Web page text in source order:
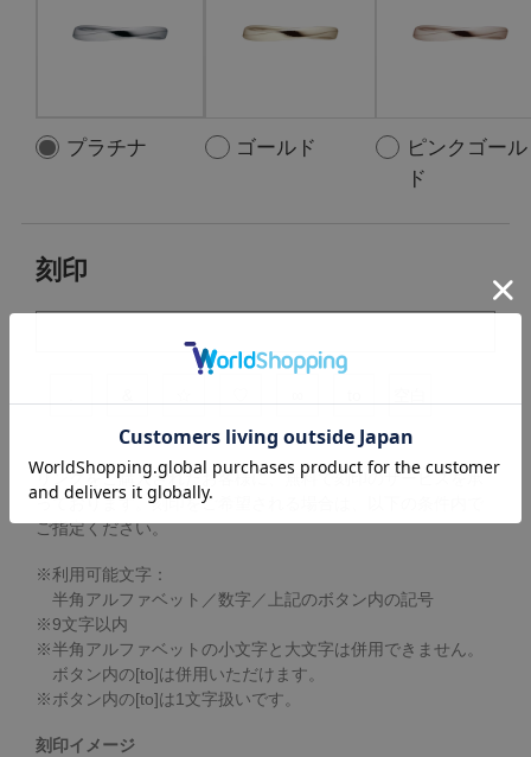
プラチナ ゴールド
ピンクゴール
ド
刻印
リングをご購入されたお客様に、無料で刻印のサービスを承
っております。刻印をご希望される場合は、以下の条件内で
ご指定ください。
※利用可能文字：
半角アルファベット／数字／上記のボタン内の記号
※9文字以内
※半角アルファベットの小文字と大文字は併用できません。
ボタン内の[to]は併用いただけます。
※ボタン内の[to]は1文字扱いです。
刻印イメージ